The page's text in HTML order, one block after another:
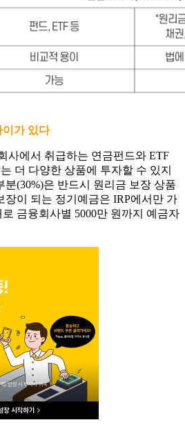
이가 있다
사에서 취급하는 연금펀드와 ETF
더 다양한 상품에 투자할 수 있지
분(30%)은 반드시 원리금 보장 상품
장이 되는 정기예금은 IRP에서만 가
금융회사별 5000만 원까지 예금자